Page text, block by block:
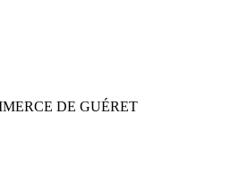
DE GUÉRET